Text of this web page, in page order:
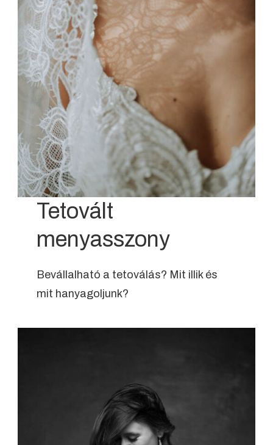
Tetovált
menyasszony
Bevállalható a tetoválás? Mit illik és
mit hanyagoljunk?